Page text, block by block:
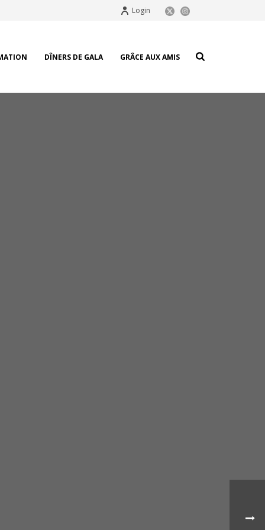
Login
DÎNERS DE GALA GRÂCE AUX AMIS